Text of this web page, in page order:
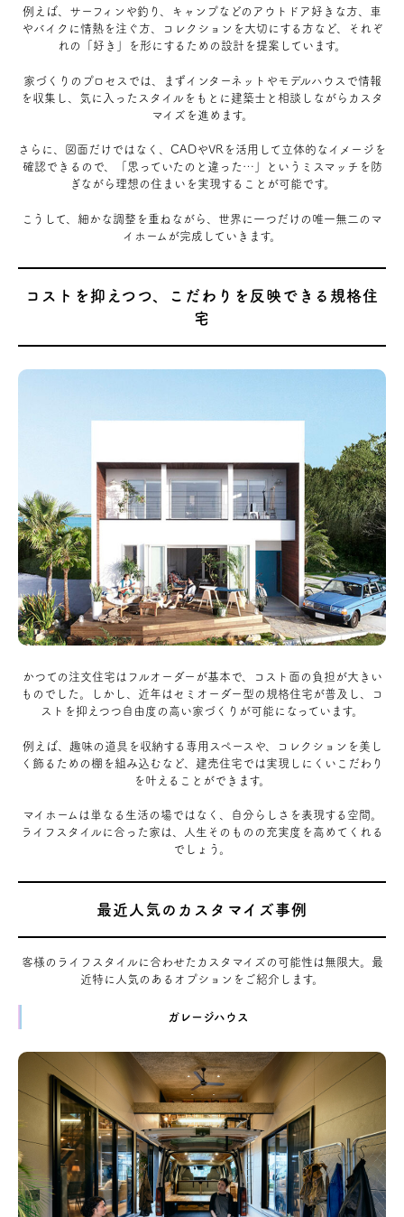
例えば、サーフィンや釣り、キャンプなどのアウトドア好きな方、車
やバイクに情熱を注ぐ方、コレクションを大切にする方など、それぞ
れの「好き」を形にするための設計を提案しています。
家づくりのプロセスでは、まずインターネットやモデルハウスで情報
を収集し、気に入ったスタイルをもとに建築士と相談しながらカスタ
マイズを進めます。
さらに、図面だけではなく、CADやVRを活用して立体的なイメージを
確認できるので、「思っていたのと違った…」というミスマッチを防
ぎながら理想の住まいを実現することが可能です。
こうして、細かな調整を重ねながら、世界に一つだけの唯一無二のマ
イホームが完成していきます。
コストを抑えつつ、こだわりを反映できる規格住
宅
かつての注文住宅はフルオーダーが基本で、コスト面の負担が大きい
ものでした。しかし、近年はセミオーダー型の規格住宅が普及し、コ
ストを抑えつつ自由度の高い家づくりが可能になっています。
例えば、趣味の道具を収納する専用スペースや、コレクションを美し
く飾るための棚を組み込むなど、建売住宅では実現しにくいこだわり
を叶えることができます。
マイホームは単なる生活の場ではなく、自分らしさを表現する空間。
ライフスタイルに合った家は、人生そのものの充実度を高めてくれる
でしょう。
最近人気のカスタマイズ事例
客様のライフスタイルに合わせたカスタマイズの可能性は無限大。最
近特に人気のあるオプションをご紹介します。
ガレージハウス